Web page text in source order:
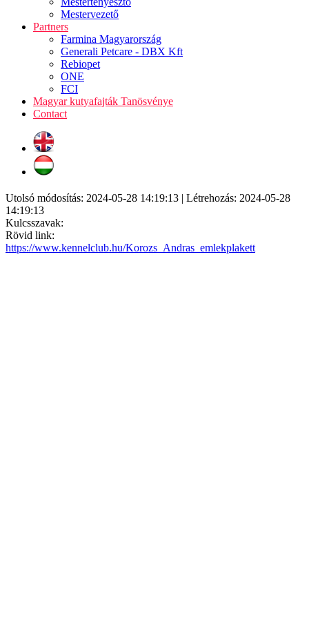
Mestervezető
Partners
Farmina Magyarország
Generali Petcare - DBX Kft
Rebiopet
ONE
FCI
Magyar kutyafajták Tanösvénye
Contact
Utolsó módosítás: 2024-05-28 14:19:13 | Létrehozás: 2024-05-28
14:19:13
Kulcsszavak:
Rövid link:
https://www.kennelclub.hu/Korozs_Andras_emlekplakett